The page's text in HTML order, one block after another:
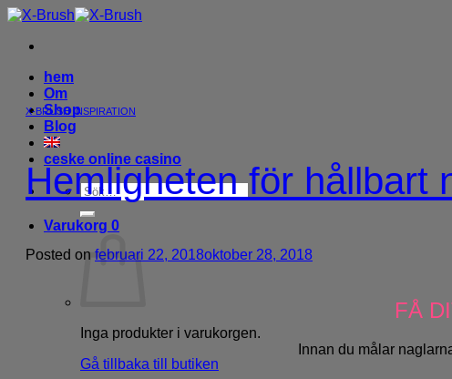
Skip
content
hem
Om
Shop
Blog
ceske online casino
Sök
efter:
Varukorg 0
Inga produkter i varukorgen.
Gå tillbaka till butiken
X-BRUSH INSPIRATION
Hemligheten för hållbart
Posted on februari 22, 2018oktober 28, 2018
FÅ
Innan du målar